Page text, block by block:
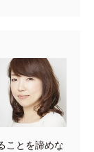
ことを諦めな